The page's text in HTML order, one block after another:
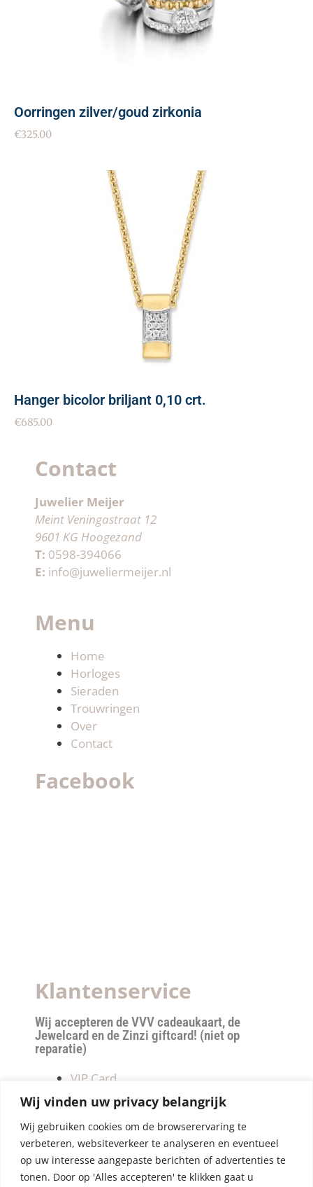
Wij vinden uw privacy belangrijk
Wij gebruiken cookies om de browserervaring te
verbeteren, websiteverkeer te analyseren en eventueel
op uw interesse aangepaste berichten of advertenties te
tonen. Door op 'Alles accepteren' te klikken gaat u
Oorringen zilver/goud zirkonia
€325.00
Hanger bicolor briljant 0,10 crt.
€685.00
Contact
Juwelier Meijer
Meint Veningastraat 12
9601 KG Hoogezand
T: 0598-394066
E: info@juweliermeijer.nl
Menu
Home
Horloges
Sieraden
Trouwringen
Over
Contact
Facebook
Klantenservice
Wij accepteren de VVV cadeaukaart, de
Jewelcard en de Zinzi giftcard! (niet op
reparatie)
VIP Card
Retourneren
Betalen & verzendkosten
Privacy Policy
Algemene Voorwaarden